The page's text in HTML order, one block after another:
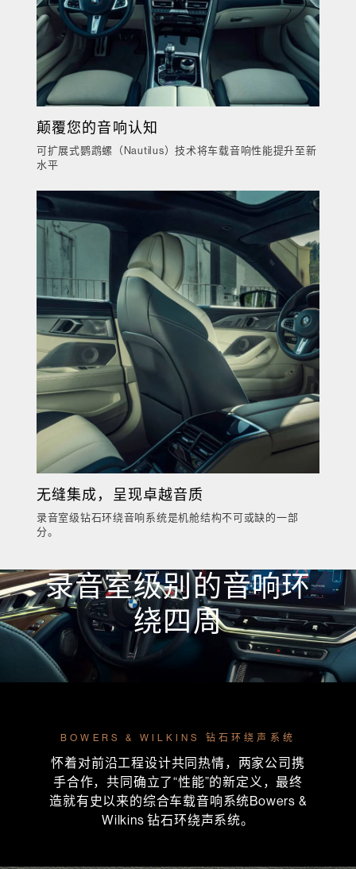
颠覆您的音响认知
可扩展式鹦鹉螺（Nautilus）技术将车载音响性能提升至新
水平
无缝集成，呈现卓越音质
录音室级钻石环绕音响系统是机舱结构不可或缺的一部
分。
录音室级别的音响环
绕四周
BOWERS & WILKINS 钻石环绕声系统
怀着对前沿工程设计共同热情，两家公司携
手合作，共同确立了“性能”的新定义，最终
造就有史以来的综合车载音响系统Bowers &
Wilkins 钻石环绕声系统。